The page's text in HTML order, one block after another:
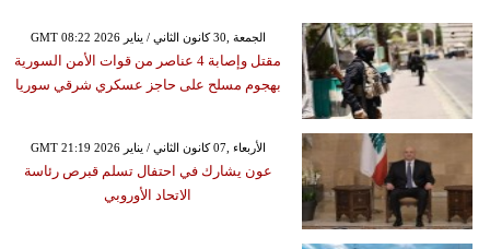
GMT 08:22 2026 الجمعة ,30 كانون الثاني / يناير
مقتل وإصابة 4 عناصر من قوات الأمن السورية
بهجوم مسلح على حاجز عسكري شرقي سوريا
GMT 21:19 2026 الأربعاء ,07 كانون الثاني / يناير
عون يشارك في احتفال تسلم قبرص رئاسة
الاتحاد الأوروبي